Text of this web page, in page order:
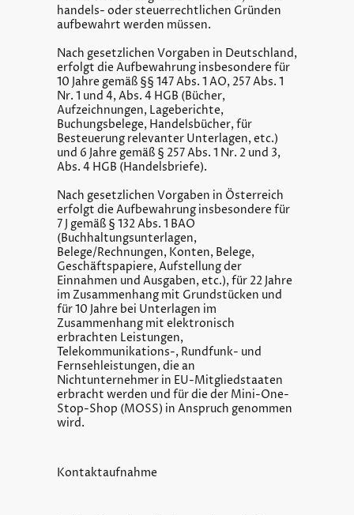
handels- oder steuerrechtlichen Gründen
aufbewahrt werden müssen.
Nach gesetzlichen Vorgaben in Deutschland,
erfolgt die Aufbewahrung insbesondere für
10 Jahre gemäß §§ 147 Abs. 1 AO, 257 Abs. 1
Nr. 1 und 4, Abs. 4 HGB (Bücher,
Aufzeichnungen, Lageberichte,
Buchungsbelege, Handelsbücher, für
Besteuerung relevanter Unterlagen, etc.)
und 6 Jahre gemäß § 257 Abs. 1 Nr. 2 und 3,
Abs. 4 HGB (Handelsbriefe).
Nach gesetzlichen Vorgaben in Österreich
erfolgt die Aufbewahrung insbesondere für
7 J gemäß § 132 Abs. 1 BAO
(Buchhaltungsunterlagen,
Belege/Rechnungen, Konten, Belege,
Geschäftspapiere, Aufstellung der
Einnahmen und Ausgaben, etc.), für 22 Jahre
im Zusammenhang mit Grundstücken und
für 10 Jahre bei Unterlagen im
Zusammenhang mit elektronisch
erbrachten Leistungen,
Telekommunikations-, Rundfunk- und
Fernsehleistungen, die an
Nichtunternehmer in EU-Mitgliedstaaten
erbracht werden und für die der Mini-One-
Stop-Shop (MOSS) in Anspruch genommen
wird.
Kontaktaufnahme